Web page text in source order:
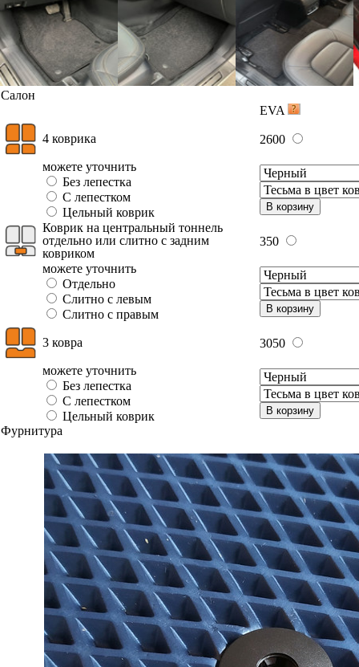
Салон
EVA
4 коврика
2600
можете уточнить
Без лепестка
С лепестком
Цельный коврик
В корзину
Коврик на центральный тоннель
отдельно или слитно с задним
ковриком
350
можете уточнить
Отдельно
Слитно с левым
Слитно с правым
В корзину
3 ковра
3050
можете уточнить
Без лепестка
С лепестком
Цельный коврик
В корзину
Фурнитура